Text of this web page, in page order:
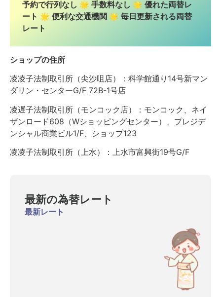
予約で行列なし 🌟 手数料なし 🌟 優れた両替レ
ート 🌟 便利な交通機関 🌟 毎日更新される両替
レート
ショップの住所
凌凌子法制取引所（尖沙咀店）：科学館通り14号新マン
ダリン・センターG/F 72B-1号店
凌遅子法制取引所（モンコック店）：モンコック、ネイ
ザンロード608（Wショッピングセンター）、プレジデ
ンシャル商業ビル1/F、ショップ123
凌凌子法制取引所（上水）：上水市富興街19号G/F
最新の為替レート
最新レート